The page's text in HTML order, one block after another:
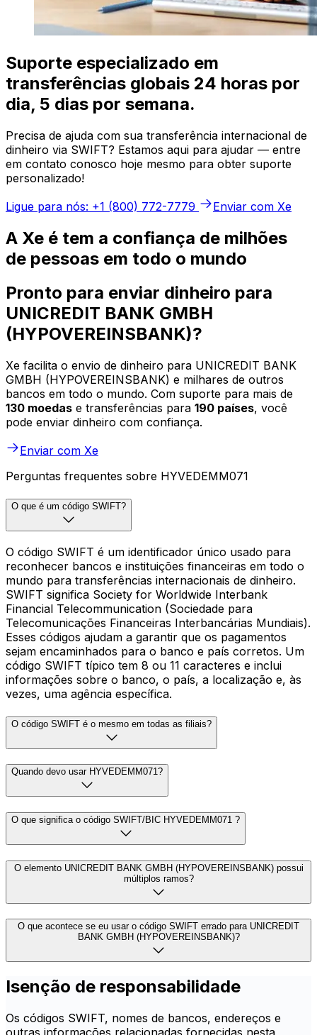
Suporte especializado em
transferências globais 24 horas por
dia, 5 dias por semana.
Precisa de ajuda com sua transferência internacional de
dinheiro via SWIFT? Estamos aqui para ajudar — entre
em contato conosco hoje mesmo para obter suporte
personalizado!
Ligue para nós: +1 (800) 772-7779
Enviar com Xe
A Xe é tem a confiança de milhões
de pessoas em todo o mundo
Pronto para enviar dinheiro para
UNICREDIT BANK GMBH
(HYPOVEREINSBANK)?
Xe facilita o envio de dinheiro para UNICREDIT BANK
GMBH (HYPOVEREINSBANK) e milhares de outros
bancos em todo o mundo. Com suporte para mais de
130 moedas e transferências para 190 países, você
pode enviar dinheiro com confiança.
Enviar com Xe
Perguntas frequentes sobre HYVEDEMM071
O que é um código SWIFT?
O código SWIFT é um identificador único usado para
reconhecer bancos e instituições financeiras em todo o
mundo para transferências internacionais de dinheiro.
SWIFT significa Society for Worldwide Interbank
Financial Telecommunication (Sociedade para
Telecomunicações Financeiras Interbancárias Mundiais).
Esses códigos ajudam a garantir que os pagamentos
sejam encaminhados para o banco e país corretos. Um
código SWIFT típico tem 8 ou 11 caracteres e inclui
informações sobre o banco, o país, a localização e, às
vezes, uma agência específica.
O código SWIFT é o mesmo em todas as filiais?
Quando devo usar HYVEDEMM071?
O que significa o código SWIFT/BIC HYVEDEMM071 ?
O elemento UNICREDIT BANK GMBH (HYPOVEREINSBANK) possui
múltiplos ramos?
O que acontece se eu usar o código SWIFT errado para UNICREDIT
BANK GMBH (HYPOVEREINSBANK)?
Isenção de responsabilidade
Os códigos SWIFT, nomes de bancos, endereços e